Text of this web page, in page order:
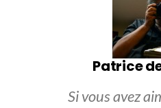
Patrice
Si vous avez